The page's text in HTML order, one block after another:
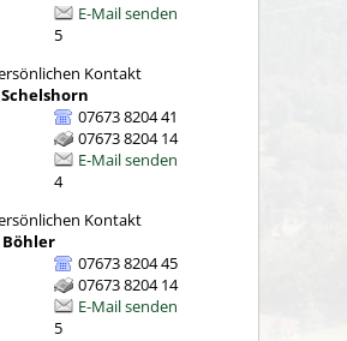
E-Mail senden
5
Schelshorn
07673 8204 41
07673 8204 14
E-Mail senden
4
Böhler
07673 8204 45
07673 8204 14
E-Mail senden
5